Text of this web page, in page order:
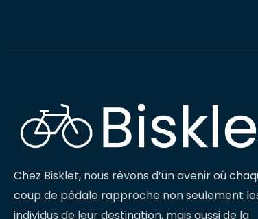
Chez Bisklet, nous rêvons d’un avenir où
coup de pédale rapproche non seulement
individus de leur destination, mais aussi de la